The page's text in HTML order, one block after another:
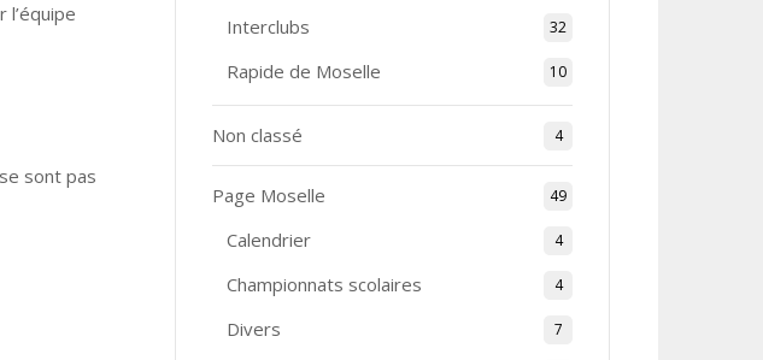
l’équipe
sont pas
Interclubs 32
Rapide de Moselle 10
Non classé 4
Page Moselle 49
Calendrier 4
Championnats scolaires 4
Divers 7